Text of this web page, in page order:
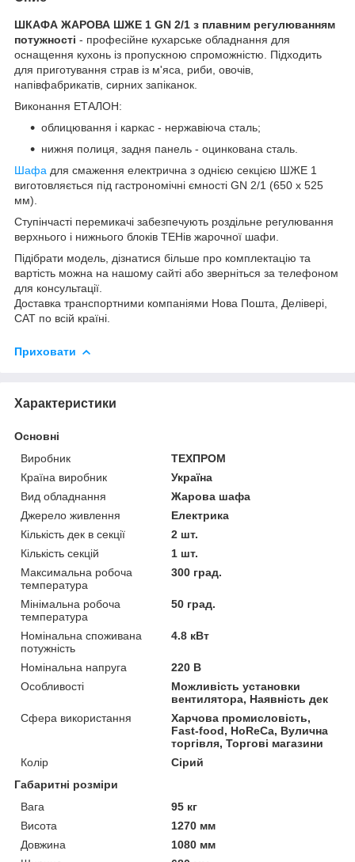
ШКАФА ЖАРОВА ШЖЕ 1 GN 2/1 з плавним регулюванням
потужності - професійне кухарське обладнання для
оснащення кухонь із пропускною спроможністю. Підходить
для приготування страв із м'яса, риби, овочів,
напівфабрикатів, сирних запіканок.
Виконання ЕТАЛОН:
облицювання і каркас - нержавіюча сталь;
нижня полиця, задня панель - оцинкована сталь.
Шафа для смаження електрична з однією секцією ШЖЕ 1
виготовляється під гастрономічні ємності GN 2/1 (650 х 525
мм).
Ступінчасті перемикачі забезпечують роздільне регулювання
верхнього і нижнього блоків ТЕНів жарочної шафи.
Підібрати модель, дізнатися більше про комплектацію та
вартість можна на нашому сайті або зверніться за телефоном
для консультації.
Доставка транспортними компаніями Нова Пошта, Делівері,
САТ по всій країні.
Приховати
Характеристики
Основні
Виробник
ТЕХПРОМ
Країна виробник
Україна
Вид обладнання
Жарова шафа
Джерело живлення
Електрика
Кількість дек в секції
2 шт.
Кількість секцій
1 шт.
Максимальна робоча
температура
300 град.
Мінімальна робоча
температура
50 град.
Номінальна споживана
потужність
4.8 кВт
Номінальна напруга
220 В
Особливості
Можливість установки
вентилятора, Наявність дек
Сфера використання
Харчова промисловість,
Fast-food, HoReCa, Вулична
торгівля, Торгові магазини
Колір
Сірий
Габаритні розміри
Вага
95 кг
Висота
1270 мм
Довжина
1080 мм